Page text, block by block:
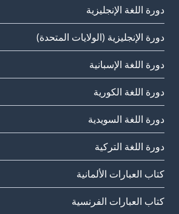
دورة اللغة الإنجليزية
دورة الإنجليزية (الولايات المتحدة)
دورة اللغة الإسبانية
دورة اللغة الكورية
دورة اللغة السويدية
دورة اللغة التركية
كتاب العبارات الألمانية
كتاب العبارات الفرنسية